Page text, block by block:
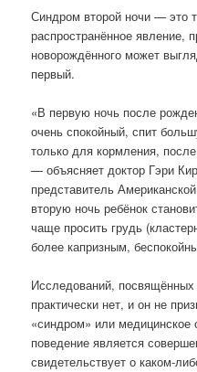
Синдром второй ночи — это
распространённое явление,
новорождённого может
первый.
«В первую ночь после
очень спокойный, спит
только для кормления,
— объясняет доктор Гэри
представитель
вторую ночь ребёнок
чаще просить грудь
более капризным,
Исследований,
практически нет, и он не
«синдром» или
поведение является
свидетельствует о каком-